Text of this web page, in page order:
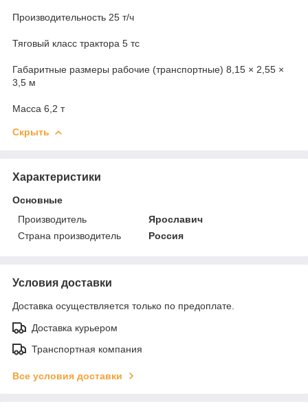
Производительность 25 т/ч
Тяговый класс трактора 5 тс
Габаритные размеры рабочие (транспортные) 8,15 × 2,55 ×
3,5 м
Масса 6,2 т
Скрыть
Характеристики
Основные
Производитель
Ярославич
Страна производитель
Россия
Условия доставки
Доставка осуществляется только по предоплате.
Доставка курьером
Транспортная компания
Все условия доставки